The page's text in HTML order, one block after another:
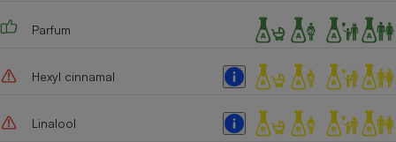
Parfum
Hexyl cinnamal
Linalool